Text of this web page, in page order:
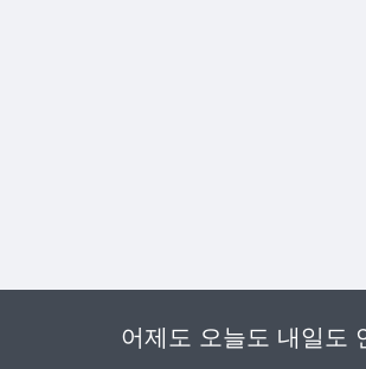
어제도 오늘도 내일도